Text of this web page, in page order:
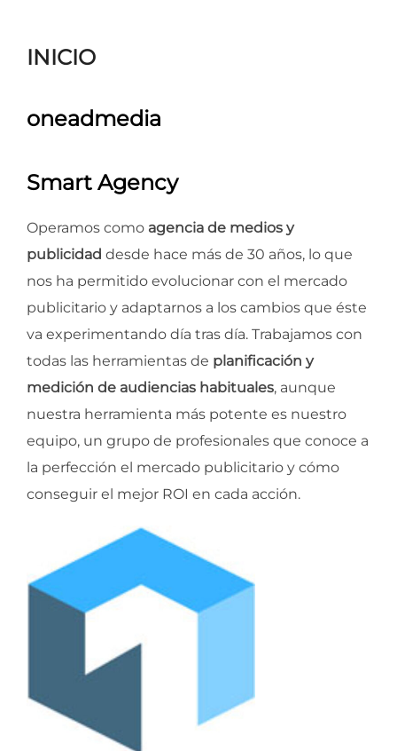
INICIO
oneadmedia
Smart Agency
Operamos como agencia de medios y
publicidad desde hace más de 30 años, lo que
nos ha permitido evolucionar con el mercado
publicitario y adaptarnos a los cambios que éste
va experimentando día tras día. Trabajamos con
todas las herramientas de planificación y
medición de audiencias habituales, aunque
nuestra herramienta más potente es nuestro
equipo, un grupo de profesionales que conoce a
la perfección el mercado publicitario y cómo
conseguir el mejor ROI en cada acción.